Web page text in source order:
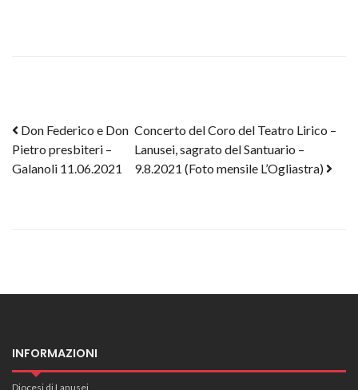
Post navigation
Don Federico e Don
Pietro presbiteri –
Galanoli 11.06.2021
Concerto del Coro del Teatro Lirico –
Lanusei, sagrato del Santuario –
9.8.2021 (Foto mensile L’Ogliastra)
INFORMAZIONI
Diocesi di Lanusei